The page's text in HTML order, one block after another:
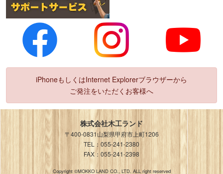
iPhoneもしくはInternet Explorerブラウザーから
ご発注をいただくお客様へ
株式会社木工ランド
〒400-0831山梨県甲府市上町1206
TEL：055-241-2380
FAX：055-241-2398
Copyright ©MOKKO LAND CO., LTD. ALL right reserved